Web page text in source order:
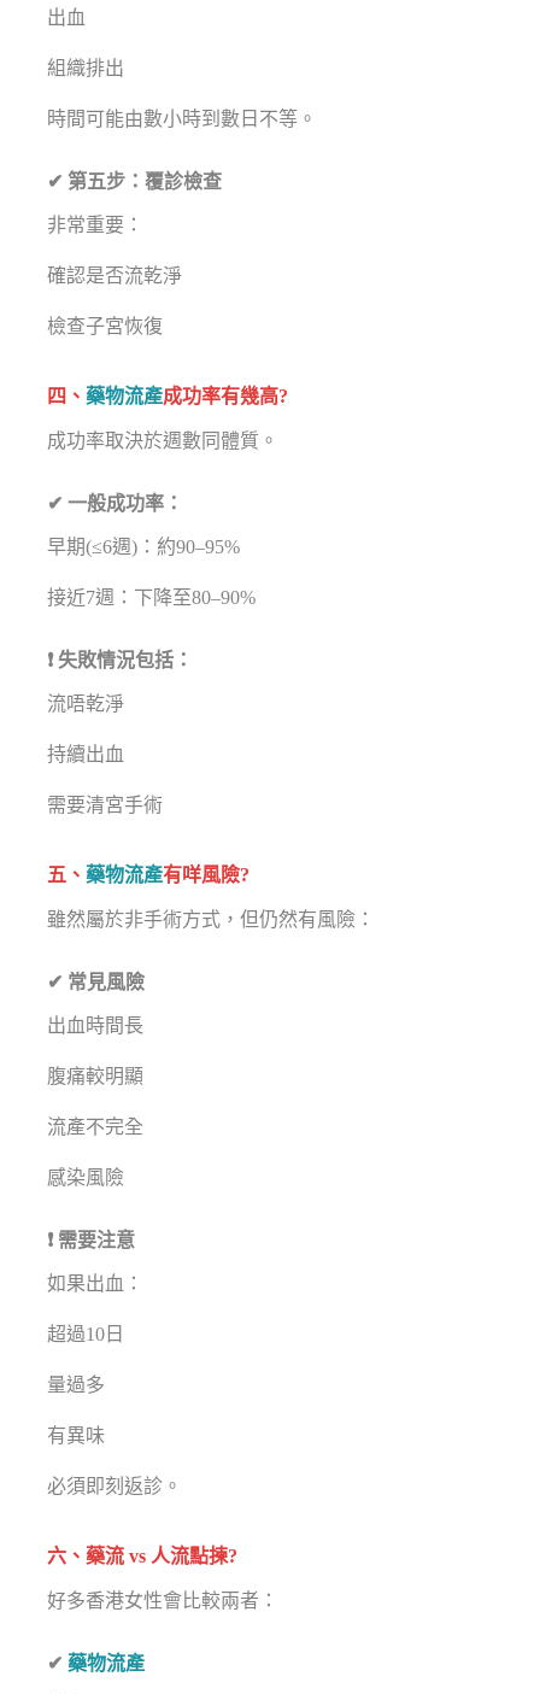
出血
組織排出
時間可能由數小時到數日不等。
✔ 第五步：覆診檢查
非常重要：
確認是否流乾淨
檢查子宮恢復
四、 藥物流產成功率有幾高?
成功率取決於週數同體質。
✔ 一般成功率：
早期(≤6週)：約90–95%
接近7週：下降至80–90%
❗ 失敗情況包括：
流唔乾淨
持續出血
需要清宮手術
五、 藥物流產有咩風險?
雖然屬於非手術方式，但仍然有風險：
✔ 常見風險
出血時間長
腹痛較明顯
流產不完全
感染風險
❗ 需要注意
如果出血：
超過10日
量過多
有異味
必須即刻返診。
六、藥流 vs 人流點揀?
好多香港女性會比較兩者：
✔ 藥物流產